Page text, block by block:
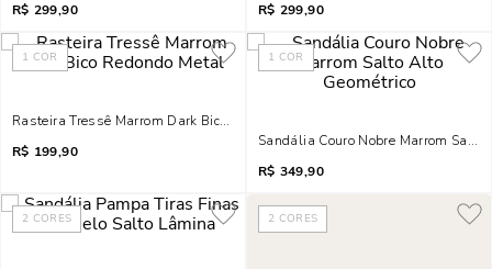
R$ 299,90
R$ 299,90
1 COR
Rasteira Tressê Marrom Dark Bico Redondo Metal
R$ 199,90
1 COR
Sandália Couro Nobre Marrom Salto
R$ 349,90
2 CORES 2 CORES